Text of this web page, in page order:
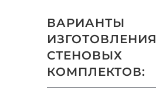
ВАРИАНТЫ
ИЗГОТОВЛЕНИЯ
СТЕНОВЫХ
КОМПЛЕКТОВ: